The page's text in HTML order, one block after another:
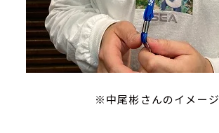
※中尾彬さんのイメージ